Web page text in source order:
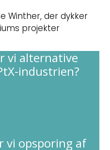
Winther, der dykker
projekter
vi alternative
industrien?
vi opsporing af